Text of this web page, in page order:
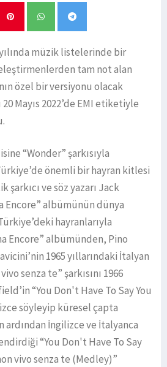
müzik listelerinde bir
tam not alan
özel bir versiyonu olacak
Mayıs 2022’de EMI etiketiyle
“Wonder” şarkısıyla
önemli bir hayran kitlesi
ve söz yazarı Jack
Encore” albümünün dünya
hayranlarıyla
Encore” albümünden, Pino
1965 yıllarındaki İtalyan
senza te” şarkısını 1966
“You Don't Have To Say You
söyleyip küresel çapta
ardından İngilizce ve İtalyanca
“You Don't Have To Say
vivo senza te (Medley)”